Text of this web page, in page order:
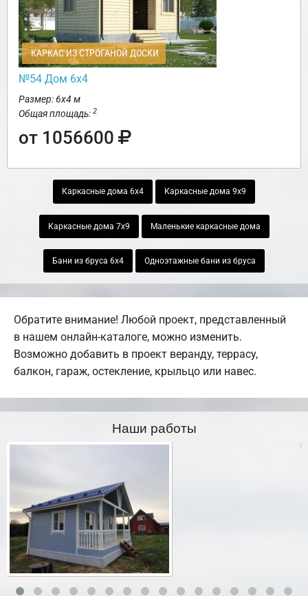
КАРКАС ИЗ СТРОГАНОЙ ДОСКИ
№54 Дом 6х4
Размер: 6х4 м
Общая площадь: 2
от 1056600
Каркасные дома 6х4 Каркасные дома 9х9
Каркасные дома 7х9 Маленькие каркасные дома
Бани из бруса 6х4 Одноэтажные бани из бруса
Обратите внимание! Любой проект, представленный
в нашем онлайн-каталоге, можно изменить.
Возможно добавить в проект веранду, террасу,
балкон, гараж, остекление, крыльцо или навес.
Наши работы